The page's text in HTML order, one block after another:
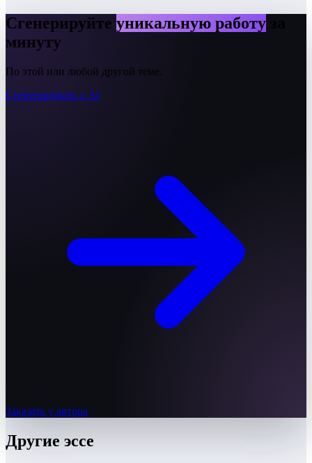
Сгенерируйте уникальную работу
минуту
По этой или любой другой теме.
Сгенерировать с AI
Заказать у автора
Другие эссе